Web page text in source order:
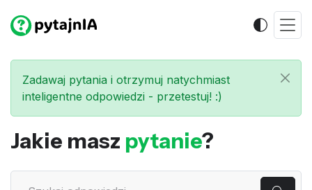
Zadawaj pytania i otrzymuj natychmiast
inteligentne odpowiedzi - przetestuj! :)
Jakie masz pytanie?